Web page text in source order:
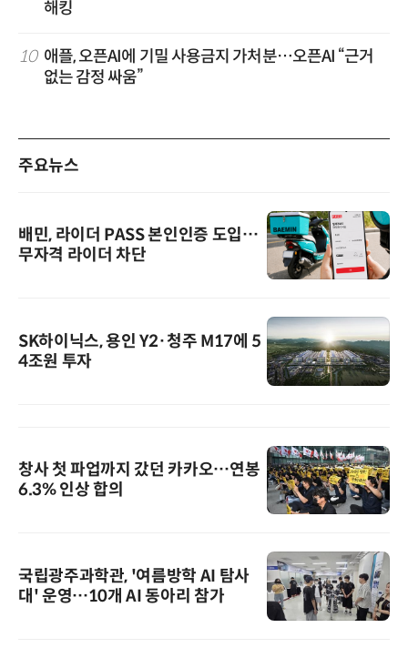
해킹
10 애플, 오픈AI에 기밀 사용금지 가처분…오픈AI “근거
없는 감정 싸움”
주요뉴스
배민, 라이더 PASS 본인인증 도입…
무자격 라이더 차단
SK하이닉스, 용인 Y2·청주 M17에 5
4조원 투자
창사 첫 파업까지 갔던 카카오…연봉
6.3% 인상 합의
국립광주과학관, '여름방학 AI 탐사
대' 운영…10개 AI 동아리 참가